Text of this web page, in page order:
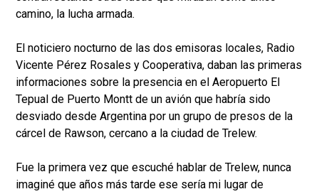
camino, la lucha armada.
El noticiero nocturno de las dos emisoras locales, Radio
Vicente Pérez Rosales y Cooperativa, daban las primeras
informaciones sobre la presencia en el Aeropuerto El
Tepual de Puerto Montt de un avión que habría sido
desviado desde Argentina por un grupo de presos de la
cárcel de Rawson, cercano a la ciudad de Trelew.
Fue la primera vez que escuché hablar de Trelew, nunca
imaginé que años más tarde ese sería mi lugar de